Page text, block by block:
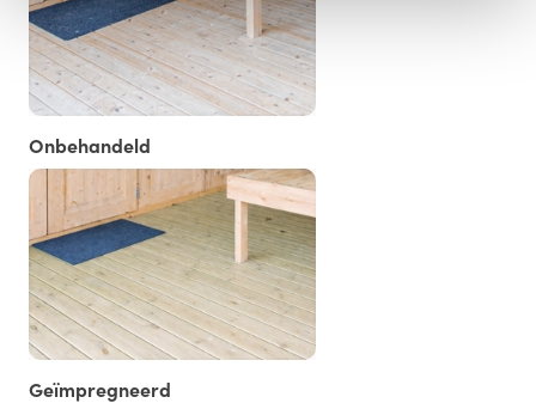
Onbehandeld
Geïmpregneerd